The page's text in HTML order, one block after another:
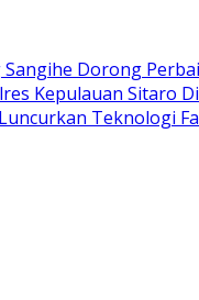
Dorong
Kepulauan Sitaro
Teknologi